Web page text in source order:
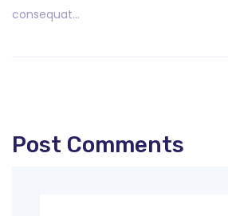
consequat…
Post Comments